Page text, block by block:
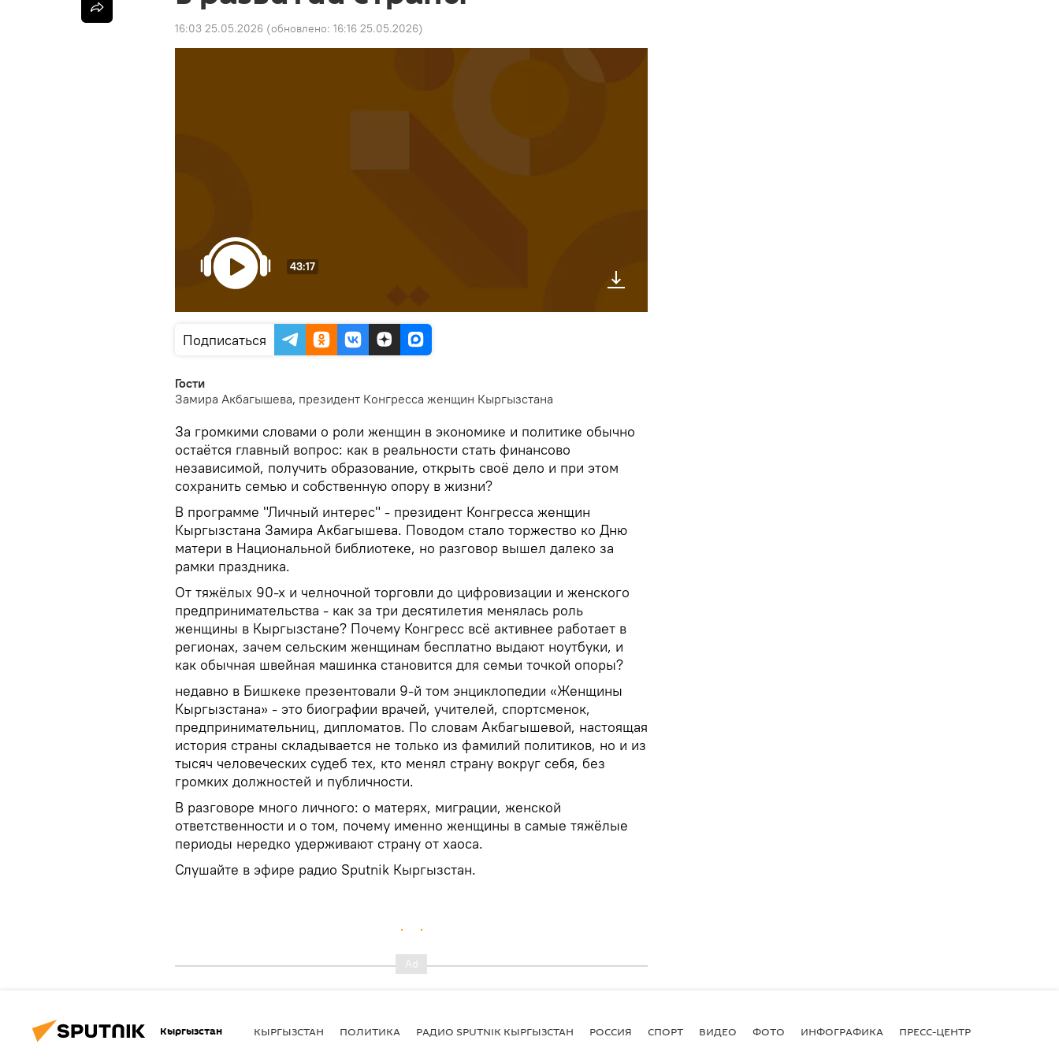
16:03 25.05.2026 (обновлено: 16:16 25.05.2026)
43:17
Подписаться
Гости
Замира Акбагышева, президент Конгресса женщин Кыргызстана
За громкими словами о роли женщин в экономике и политике обычно
остаётся главный вопрос: как в реальности стать финансово
независимой, получить образование, открыть своё дело и при этом
сохранить семью и собственную опору в жизни?
В программе "Личный интерес" - президент Конгресса женщин
Кыргызстана Замира Акбагышева. Поводом стало торжество ко Дню
матери в Национальной библиотеке, но разговор вышел далеко за
рамки праздника.
От тяжёлых 90-х и челночной торговли до цифровизации и женского
предпринимательства - как за три десятилетия менялась роль
женщины в Кыргызстане? Почему Конгресс всё активнее работает в
регионах, зачем сельским женщинам бесплатно выдают ноутбуки, и
как обычная швейная машинка становится для семьи точкой опоры?
недавно в Бишкеке презентовали 9-й том энциклопедии «Женщины
Кыргызстана» - это биографии врачей, учителей, спортсменок,
предпринимательниц, дипломатов. По словам Акбагышевой, настоящая
история страны складывается не только из фамилий политиков, но и из
тысяч человеческих судеб тех, кто менял страну вокруг себя, без
громких должностей и публичности.
В разговоре много личного: о матерях, миграции, женской
ответственности и о том, почему именно женщины в самые тяжёлые
периоды нередко удерживают страну от хаоса.
Слушайте в эфире радио Sputnik Кыргызстан.
Кыргызстан КЫРГЫЗСТАН ПОЛИТИКА РАДИО SPUTNIK КЫРГЫЗСТАН РОССИЯ СПОРТ ВИДЕО ФОТО ИНФОГРАФИКА ПРЕСС-ЦЕНТР